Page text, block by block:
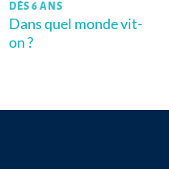
DÈS 6 ANS
Dans quel monde vit-
on ?